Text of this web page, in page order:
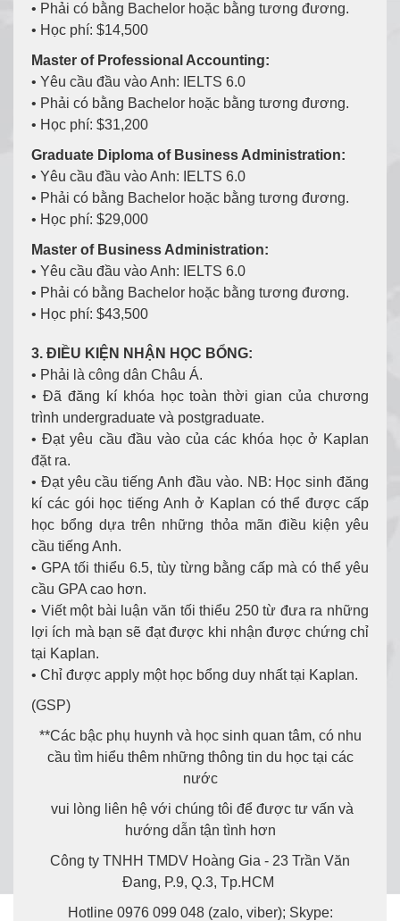
• Phải có bằng Bachelor hoặc bằng tương đương.
• Học phí: $14,500
Master of Professional Accounting:
• Yêu cầu đầu vào Anh: IELTS 6.0
• Phải có bằng Bachelor hoặc bằng tương đương.
• Học phí: $31,200
Graduate Diploma of Business Administration:
• Yêu cầu đầu vào Anh: IELTS 6.0
• Phải có bằng Bachelor hoặc bằng tương đương.
• Học phí: $29,000
Master of Business Administration:
• Yêu cầu đầu vào Anh: IELTS 6.0
• Phải có bằng Bachelor hoặc bằng tương đương.
• Học phí: $43,500
3. ĐIỀU KIỆN NHẬN HỌC BỔNG:
• Phải là công dân Châu Á.
• Đã đăng kí khóa học toàn thời gian của chương
trình undergraduate và postgraduate.
• Đạt yêu cầu đầu vào của các khóa học ở Kaplan
đặt ra.
• Đạt yêu cầu tiếng Anh đầu vào. NB: Học sinh đăng
kí các gói học tiếng Anh ở Kaplan có thể được cấp
học bổng dựa trên những thỏa mãn điều kiện yêu
cầu tiếng Anh.
• GPA tối thiểu 6.5, tùy từng bằng cấp mà có thể yêu
cầu GPA cao hơn.
• Viết một bài luận văn tối thiểu 250 từ đưa ra những
lợi ích mà bạn sẽ đạt được khi nhận được chứng chỉ
tại Kaplan.
• Chỉ được apply một học bổng duy nhất tại Kaplan.
(GSP)
**Các bậc phụ huynh và học sinh quan tâm, có nhu
cầu tìm hiểu thêm những thông tin du học tại các
nước
vui lòng liên hệ với chúng tôi để được tư vấn và
hướng dẫn tận tình hơn
Công ty TNHH TMDV Hoàng Gia - 23 Trần Văn
Đang, P.9, Q.3, Tp.HCM
Hotline 0976 099 048 (zalo, viber); Skype: